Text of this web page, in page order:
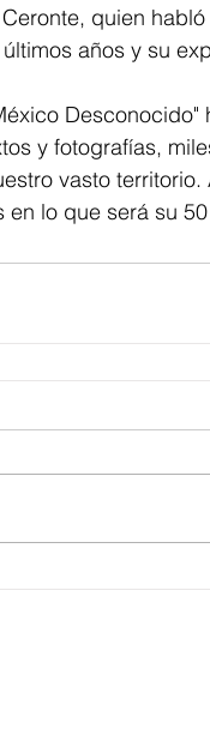
quien
años y su
y fotografías,
vasto
en lo que será su